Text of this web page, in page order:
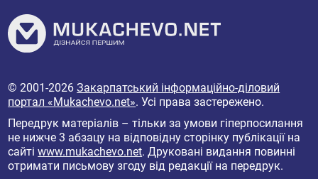
© 2001-2026Закарпатський інформаційно-діловий
портал «Mukachevo.net». Усі права застережено.
Передрук матеріалів – тільки за умови гіперпосилання
не нижче 3 абзацу на відповідну сторінку публікації на
сайтіwww.mukachevo.net. Друковані видання повинні
отримати письмову згоду від редакції на передрук.